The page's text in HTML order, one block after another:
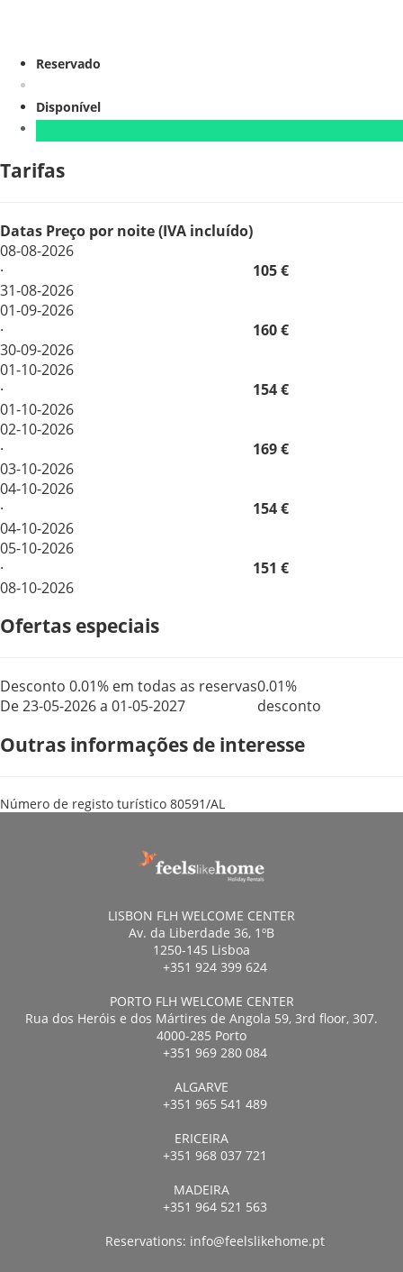
Reservado
Disponível
Tarifas
Datas Preço por noite (IVA incluído)
08-08-2026
·
31-08-2026
105 €
01-09-2026
·
30-09-2026
160 €
01-10-2026
·
01-10-2026
154 €
02-10-2026
·
03-10-2026
169 €
04-10-2026
·
04-10-2026
154 €
05-10-2026
·
08-10-2026
151 €
Ofertas especiais
Desconto 0.01% em todas as reservas
De 23-05-2026 a 01-05-2027
0.01%
desconto
Outras informações de interesse
Número de registo turístico 80591/AL
LISBON FLH WELCOME CENTER
Av. da Liberdade 36, 1ºB
1250-145 Lisboa
+351 924 399 624
PORTO FLH WELCOME CENTER
Rua dos Heróis e dos Mártires de Angola 59, 3rd floor, 307.
4000-285 Porto
+351 969 280 084
ALGARVE
+351 965 541 489
ERICEIRA
+351 968 037 721
MADEIRA
+351 964 521 563
Reservations: info@feelslikehome.pt